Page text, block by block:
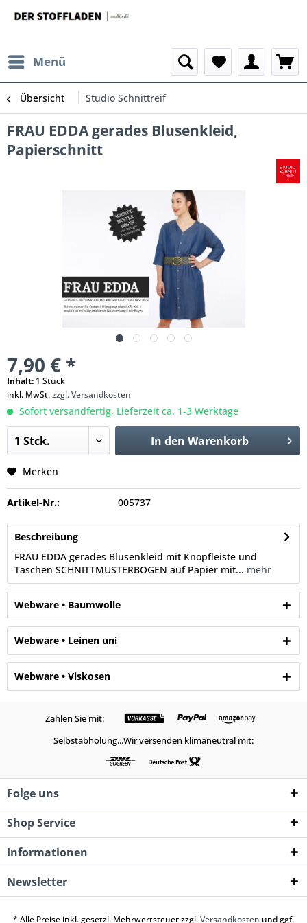
Menü
Übersicht Studio Schnittreif
FRAU EDDA gerades Blusenkleid,
Papierschnitt
7,90 € *
Inhalt: 1 Stück
inkl. MwSt.zzgl. Versandkosten
Sofort versandfertig, Lieferzeit ca. 1-3 Werktage
In den Warenkorb
Merken
Artikel-Nr.: 005737
Beschreibung
FRAU EDDA gerades Blusenkleid mit Knopfleiste und
Taschen SCHNITTMUSTERBOGEN auf Papier mit... mehr
Webware • Baumwolle
Webware • Leinen uni
Webware • Viskosen
Zahlen Sie mit:
Selbstabholung...Wir versenden klimaneutral mit:
Folge uns
Shop Service
Informationen
Newsletter
* Alle Preise inkl. gesetzl. Mehrwertsteuer zzgl.Versandkosten und ggf.